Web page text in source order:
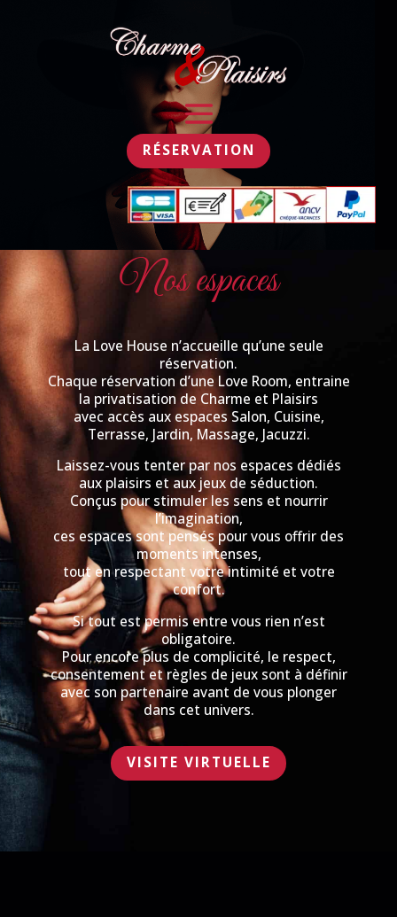
RÉSERVATION
Nos espaces
La Love House n’accueille qu’une seule
réservation.
Chaque réservation d’une Love Room, entraine
la privatisation de Charme et Plaisirs
avec accès aux espaces Salon, Cuisine,
Terrasse, Jardin, Massage, Jacuzzi.
Laissez-vous tenter par nos espaces dédiés
aux plaisirs et aux jeux de séduction.
Conçus pour stimuler les sens et nourrir
l’imagination,
ces espaces sont pensés pour vous offrir des
moments intenses,
tout en respectant votre intimité et votre
confort.
Si tout est permis entre vous rien n’est
obligatoire.
Pour encore plus de complicité, le respect,
consentement et règles de jeux sont à définir
avec son partenaire avant de vous plonger
dans cet univers.
VISITE VIRTUELLE